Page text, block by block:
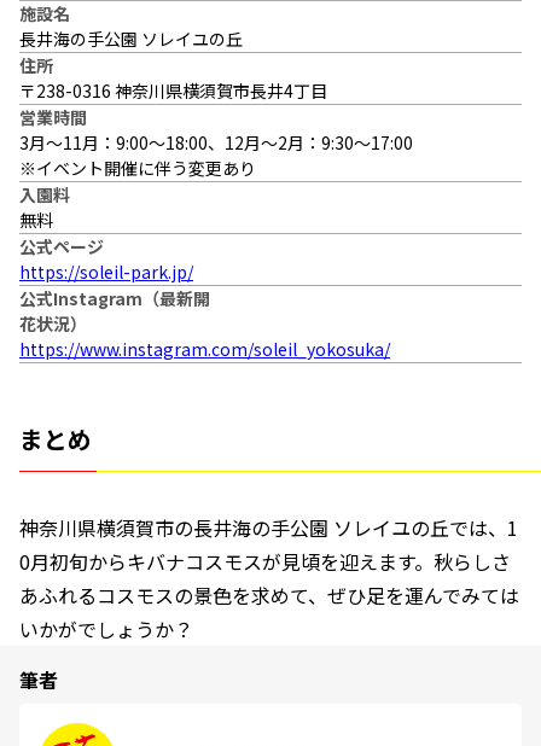
施設名
長井海の手公園 ソレイユの丘
住所
〒238-0316 神奈川県横須賀市長井4丁目
営業時間
3月～11月：9:00～18:00、12月～2月：9:30～17:00
※イベント開催に伴う変更あり
入園料
無料
公式ページ
https://soleil-park.jp/
公式Instagram（最新開
花状況）
https://www.instagram.com/soleil_yokosuka/
まとめ
神奈川県横須賀市の長井海の手公園 ソレイユの丘では、1
0月初旬からキバナコスモスが見頃を迎えます。秋らしさ
あふれるコスモスの景色を求めて、ぜひ足を運んでみては
いかがでしょうか？
筆者